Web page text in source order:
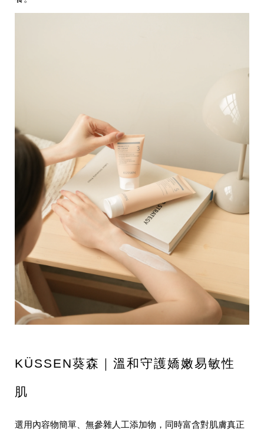
KÜSSEN葵森｜溫和守護嬌嫩易敏性
肌
選用內容物簡單、無參雜人工添加物，同時富含對肌膚真正